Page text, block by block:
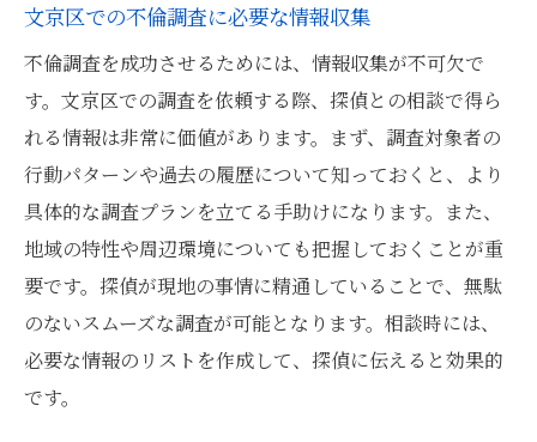
文京区での不倫調査に必要な情報収集
不倫調査を成功させるためには、情報収集が不可欠で
す。文京区での調査を依頼する際、探偵との相談で得ら
れる情報は非常に価値があります。まず、調査対象者の
行動パターンや過去の履歴について知っておくと、より
具体的な調査プランを立てる手助けになります。また、
地域の特性や周辺環境についても把握しておくことが重
要です。探偵が現地の事情に精通していることで、無駄
のないスムーズな調査が可能となります。相談時には、
必要な情報のリストを作成して、探偵に伝えると効果的
です。